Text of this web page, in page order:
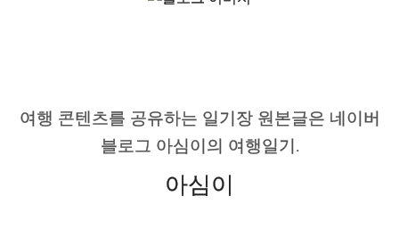
여행 콘텐츠를 공유하는 일기장 원본글은 네이버
블로그 아심이의 여행일기.
아심이